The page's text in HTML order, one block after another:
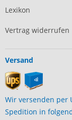
Lexikon
Vertrag widerrufen
Versand
Wir versenden per
Spedition in